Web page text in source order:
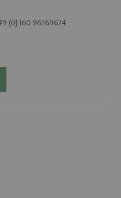
(0) 160 96269624